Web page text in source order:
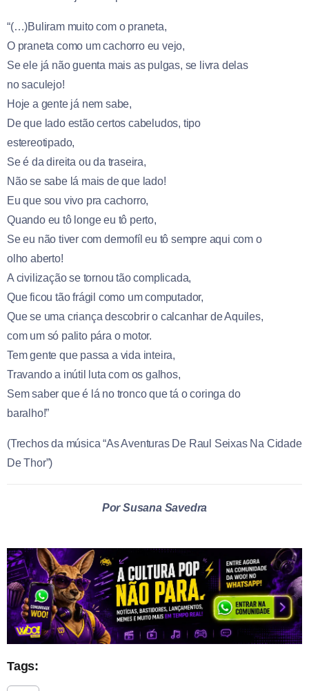
“(…)Buliram muito com o praneta,
O praneta como um cachorro eu vejo,
Se ele já não guenta mais as pulgas, se livra delas
no saculejo!
Hoje a gente já nem sabe,
De que lado estão certos cabeludos, tipo
estereotipado,
Se é da direita ou da traseira,
Não se sabe lá mais de que lado!
Eu que sou vivo pra cachorro,
Quando eu tô longe eu tô perto,
Se eu não tiver com dermofíl eu tô sempre aqui com o
olho aberto!
A civilização se tornou tão complicada,
Que ficou tão frágil como um computador,
Que se uma criança descobrir o calcanhar de Aquiles,
com um só palito pára o motor.
Tem gente que passa a vida inteira,
Travando a inútil luta com os galhos,
Sem saber que é lá no tronco que tá o coringa do
baralho!”
(Trechos da música “As Aventuras De Raul Seixas Na Cidade
De Thor”)
Por Susana Savedra
Tags: